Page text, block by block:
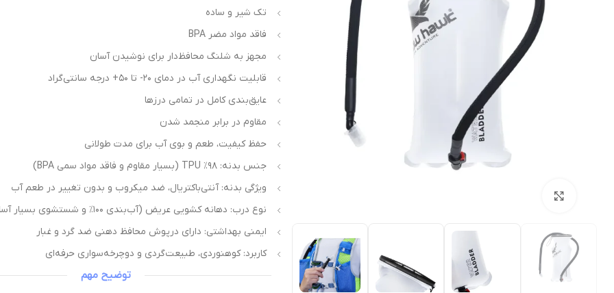
تک شیر و ساده
فاقد مواد مضر BPA
مجهز به شلنگ محافظ‌دار برای نوشیدن آسان
قابلیت نگهداری آب در دمای ۲۰- تا ۵۰+ درجه سانتی‌گراد
عایق‌بندی کامل در تمامی درزها
مقاوم در برابر منجمد شدن
حفظ کیفیت، طعم و بوی آب برای مدت طولانی
جنس بدنه: ۹۸٪ TPU (بسیار مقاوم و فاقد مواد سمی BPA)
ویژگی بدنه: آنتی‌باکتریال، ضد میکروب و بدون تغییر در طعم آب
نوع درب: دهانه کشویی عریض (آب‌بندی ۱۰۰٪ و شستشوی بسیار آسان)
ایمنی بهداشتی: دارای درپوش محافظ دهنی ضد گرد و غبار
کاربرد: کوهنوردی، طبیعت‌گردی و دوچرخه‌سواری حرفه‌ای
توضیح مهم